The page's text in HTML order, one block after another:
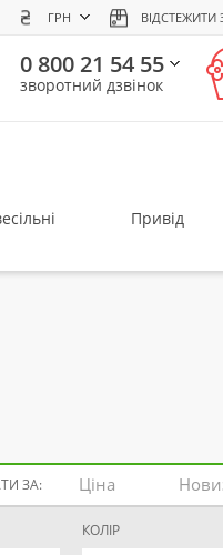
ГРН
0 800 21 54 55
зворотний дзвінок
Привід
ЗА: Ціна
КОЛІР